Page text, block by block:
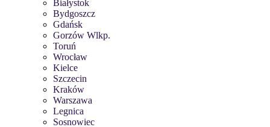
Białystok
Bydgoszcz
Gdańsk
Gorzów Wlkp.
Toruń
Wrocław
Kielce
Szczecin
Kraków
Warszawa
Legnica
Sosnowiec